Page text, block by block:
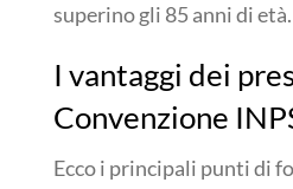
superino gli 85 anni di età.
I vantaggi dei
Convenzione
Ecco i principali punti di